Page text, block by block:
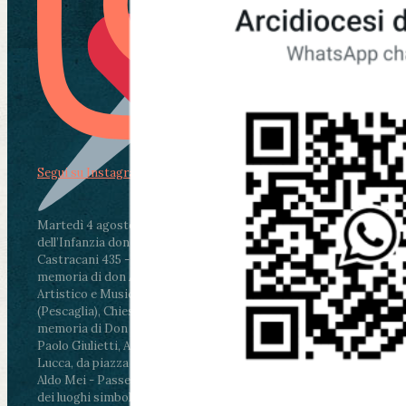
Martedì 4 agosto2026
ore 11:30 - Lucca, Scuola
dell’Infanzia don Aldo Mei - Viale Castruccio
Castracani 435 - Inaugurazione murales in
memoria di don Aldo Mei curato dal Liceo
Artistico e Musicale “Passaglia”
ore 18 - Fiano
(Pescaglia), Chiesa parrocchiale - Messa in
memoria di Don Aldo Mei celebrata da mons.
Paolo Giulietti, Arcivescovo di Lucca
ore 20.30 -
Lucca, da piazza San Michele al Cippo di don
Aldo Mei - Passeggiata della Memoria in alcuni
dei luoghi simbolo della città. Ritrovo alle ore
Segui su Instagram